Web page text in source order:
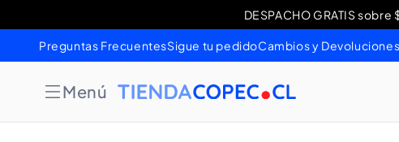
al contenido
DESPACHO GRATIS
Cambios y
Preguntas FrecuentesSigue tu pedidoCambios y Devoluciones
Menú